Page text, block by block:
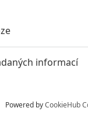
informací
Powered byCookieHub